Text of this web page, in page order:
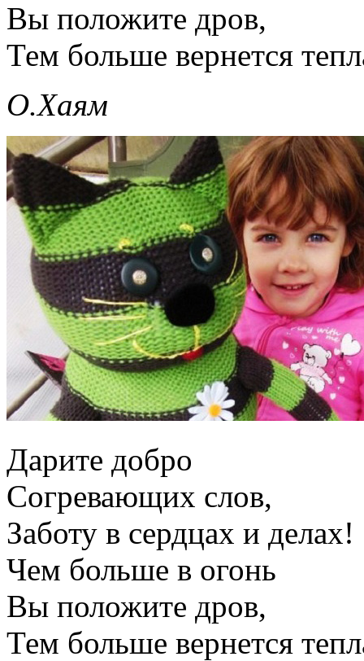
Вы положите дров,
Тем больше вернется
О.Хаям
Дарите добро
Согревающих слов,
Заботу в сердцах и делах!
Чем больше в огонь
Вы положите дров,
Тем больше вернется